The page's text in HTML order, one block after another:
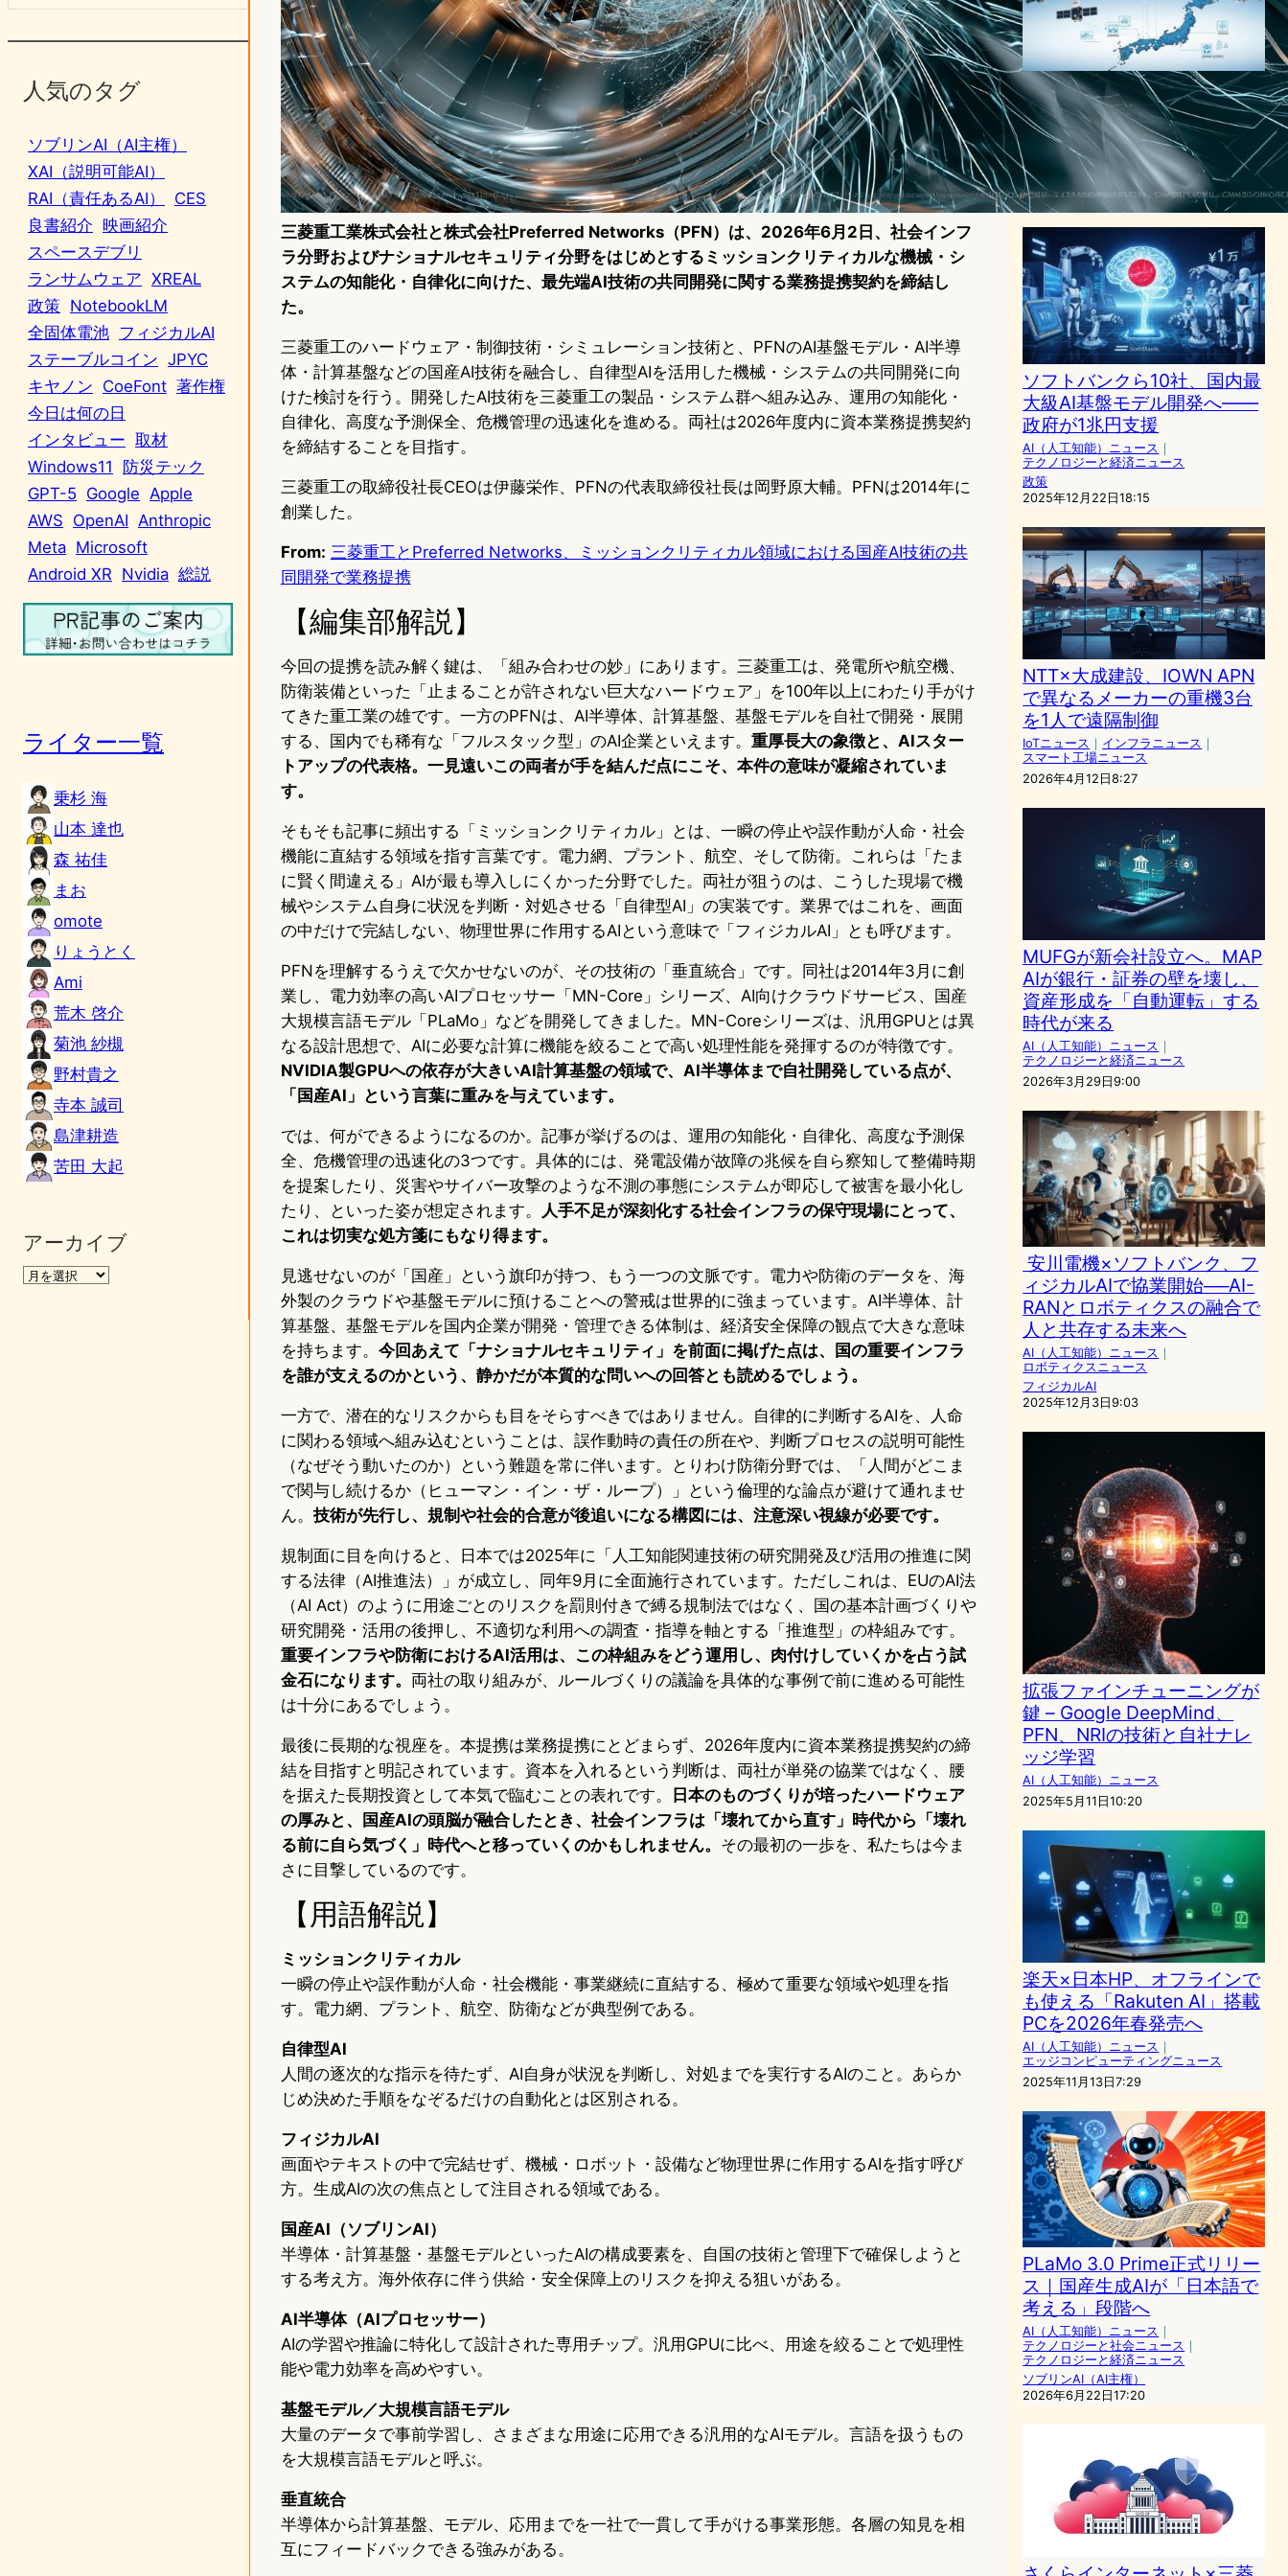
人気のタグ
ソブリンAI（AI主権）
XAI（説明可能AI）
RAI（責任あるAI）
CES
良書紹介 映画紹介
スペースデブリ
ランサムウェア XREAL
政策 NotebookLM
全固体電池 フィジカルAI
ステーブルコイン JPYC
キヤノン CoeFont 著作権
今日は何の日
インタビュー 取材
Windows11
防災テック
GPT-5 Google Apple
AWS OpenAI Anthropic
Meta Microsoft
Android XR Nvidia 総説
ライター一覧
乗杉 海
山本 達也
森 祐佳
まお
omote
りょうとく
Ami
荒木 啓介
菊池 紗槻
野村貴之
寺本 誠司
島津耕造
苦田 大起
アーカイブ
三菱重工業株式会社と株式会社Preferred Networks（PFN）は、2026年6月2日、社会インフ
ラ分野およびナショナルセキュリティ分野をはじめとするミッションクリティカルな機械・シ
ステムの知能化・自律化に向けた、最先端AI技術の共同開発に関する業務提携契約を締結し
た。
三菱重工のハードウェア・制御技術・シミュレーション技術と、PFNのAI基盤モデル・AI半導
体・計算基盤などの国産AI技術を融合し、自律型AIを活用した機械・システムの共同開発に向
けた検討を行う。開発したAI技術を三菱重工の製品・システム群へ組み込み、運用の知能化・
自律化、高度な予測保全、危機管理の迅速化を進める。両社は2026年度内に資本業務提携契約
を締結することを目指す。
三菱重工の取締役社長CEOは伊藤栄作、PFNの代表取締役社長は岡野原大輔。PFNは2014年に
創業した。
From: 三菱重工とPreferred Networks、ミッションクリティカル領域における国産AI技術の共
同開発で業務提携
【編集部解説】
今回の提携を読み解く鍵は、「組み合わせの妙」にあります。三菱重工は、発電所や航空機、
防衛装備といった「止まることが許されない巨大なハードウェア」を100年以上にわたり手がけ
てきた重工業の雄です。一方のPFNは、AI半導体、計算基盤、基盤モデルを自社で開発・展開
する、国内でも稀有な「フルスタック型」のAI企業といえます。 重厚長大の象徴と、AIスター
トアップの代表格。一見遠いこの両者が手を結んだ点にこそ、本件の意味が凝縮されていま
す。
そもそも記事に頻出する「ミッションクリティカル」とは、一瞬の停止や誤作動が人命・社会
機能に直結する領域を指す言葉です。電力網、プラント、航空、そして防衛。これらは「たま
に賢く間違える」AIが最も導入しにくかった分野でした。両社が狙うのは、こうした現場で機
械やシステム自身に状況を判断・対処させる「自律型AI」の実装です。業界ではこれを、画面
の中だけで完結しない、物理世界に作用するAIという意味で「フィジカルAI」とも呼びます。
PFNを理解するうえで欠かせないのが、その技術の「垂直統合」です。同社は2014年3月に創
業し、電力効率の高いAIプロセッサー「MN-Core」シリーズ、AI向けクラウドサービス、国産
大規模言語モデル「PLaMo」などを開発してきました。MN-Coreシリーズは、汎用GPUとは異
なる設計思想で、AIに必要な計算に機能を絞ることで高い処理性能を発揮するのが特徴です。
NVIDIA製GPUへの依存が大きいAI計算基盤の領域で、AI半導体まで自社開発している点が、
「国産AI」という言葉に重みを与えています。
では、何ができるようになるのか。記事が挙げるのは、運用の知能化・自律化、高度な予測保
全、危機管理の迅速化の3つです。具体的には、発電設備が故障の兆候を自ら察知して整備時期
を提案したり、災害やサイバー攻撃のような不測の事態にシステムが即応して被害を最小化し
たり、といった姿が想定されます。
人手不足が深刻化する社会インフラの保守現場にとって、
これは切実な処方箋にもなり得ます。
見逃せないのが「国産」という旗印が持つ、もう一つの文脈です。電力や防衛のデータを、海
外製のクラウドや基盤モデルに預けることへの警戒は世界的に強まっています。AI半導体、計
算基盤、基盤モデルを国内企業が開発・管理できる体制は、経済安全保障の観点で大きな意味
を持ちます。 今回あえて「ナショナルセキュリティ」を前面に掲げた点は、国の重要インフラ
を誰が支えるのかという、静かだが本質的な問いへの回答とも読めるでしょう。
一方で、潜在的なリスクからも目をそらすべきではありません。自律的に判断するAIを、人命
に関わる領域へ組み込むということは、誤作動時の責任の所在や、判断プロセスの説明可能性
（なぜそう動いたのか）という難題を常に伴います。とりわけ防衛分野では、「人間がどこま
で関与し続けるか（ヒューマン・イン・ザ・ループ）」という倫理的な論点が避けて通れませ
ん。 技術が先行し、規制や社会的合意が後追いになる構図には、注意深い視線が必要です。
規制面に目を向けると、日本では2025年に「人工知能関連技術の研究開発及び活用の推進に関
する法律（AI推進法）」が成立し、同年9月に全面施行されています。ただしこれは、EUのAI法
（AI Act）のように用途ごとのリスクを罰則付きで縛る規制法ではなく、国の基本計画づくりや
研究開発・活用の後押し、不適切な利用への調査・指導を軸とする「推進型」の枠組みです。
重要インフラや防衛におけるAI活用は、この枠組みをどう運用し、肉付けしていくかを占う試
金石になります。 両社の取り組みが、ルールづくりの議論を具体的な事例で前に進める可能性
は十分にあるでしょう。
最後に長期的な視座を。本提携は業務提携にとどまらず、2026年度内に資本業務提携契約の締
結を目指すと明記されています。資本を入れるという判断は、両社が単発の協業ではなく、腰
を据えた長期投資として本気で臨むことの表れです。
日本のものづくりが培ったハードウェア
の厚みと、国産AIの頭脳が融合したとき、社会インフラは「壊れてから直す」時代から「壊れ
る前に自ら気づく」時代へと移っていくのかもしれません。 その最初の一歩を、私たちは今ま
さに目撃しているのです。
【用語解説】
ミッションクリティカル
一瞬の停止や誤作動が人命・社会機能・事業継続に直結する、極めて重要な領域や処理を指
す。電力網、プラント、航空、防衛などが典型例である。
自律型AI
人間の逐次的な指示を待たず、AI自身が状況を判断し、対処までを実行するAIのこと。あらか
じめ決めた手順をなぞるだけの自動化とは区別される。
フィジカルAI
画面やテキストの中で完結せず、機械・ロボット・設備など物理世界に作用するAIを指す呼び
方。生成AIの次の焦点として注目される領域である。
国産AI（ソブリンAI）
半導体・計算基盤・基盤モデルといったAIの構成要素を、自国の技術と管理下で確保しようと
する考え方。海外依存に伴う供給・安全保障上のリスクを抑える狙いがある。
AI半導体（AIプロセッサー）
AIの学習や推論に特化して設計された専用チップ。汎用GPUに比べ、用途を絞ることで処理性
能や電力効率を高めやすい。
基盤モデル／大規模言語モデル
大量のデータで事前学習し、さまざまな用途に応用できる汎用的なAIモデル。言語を扱うもの
を大規模言語モデルと呼ぶ。
垂直統合
半導体から計算基盤、モデル、応用までを一社で一貫して手がける事業形態。各層の知見を相
互にフィードバックできる強みがある。
防衛省の衛星コンステレーシ
ョン事業、三菱電機らが落札
──PFI方式で構築する次世代
ISR体制
スペーステクノロジーニュース
2025年12月26日15:30
ソフトバンクら10社、国内最
大級AI基盤モデル開発へ——
政府が1兆円支援
AI（人工知能）ニュース ｜
テクノロジーと経済ニュース
政策
2025年12月22日18:15
NTT×大成建設、IOWN APN
で異なるメーカーの重機3台
を1人で遠隔制御
IoTニュース ｜ インフラニュース ｜
スマート工場ニュース
2026年4月12日8:27
MUFGが新会社設立へ。MAP
AIが銀行・証券の壁を壊し、
資産形成を「自動運転」する
時代が来る
AI（人工知能）ニュース ｜
テクノロジーと経済ニュース
2026年3月29日9:00
安川電機×ソフトバンク、フ
ィジカルAIで協業開始──AI-
RANとロボティクスの融合で
人と共存する未来へ
AI（人工知能）ニュース ｜
ロボティクスニュース
フィジカルAI
2025年12月3日9:03
拡張ファインチューニングが
鍵 – Google DeepMind、
PFN、NRIの技術と自社ナレ
ッジ学習
AI（人工知能）ニュース
2025年5月11日10:20
楽天×日本HP、オフラインで
も使える「Rakuten AI」搭載
PCを2026年春発売へ
AI（人工知能）ニュース ｜
エッジコンピューティングニュース
2025年11月13日7:29
PLaMo 3.0 Prime正式リリー
ス｜国産生成AIが「日本語で
考える」段階へ
AI（人工知能）ニュース ｜
テクノロジーと社会ニュース ｜
テクノロジーと経済ニュース
ソブリンAI（AI主権）
2026年6月22日17:20